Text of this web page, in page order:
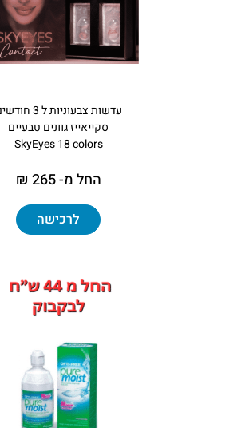
עדשות צבעוניות ל 3 חודשים
סקייאייז גוונים טבעיים
SkyEyes 18 colors
החל מ- 265 ₪
לרכישה